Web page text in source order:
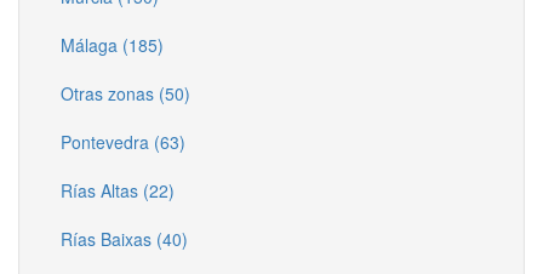
Málaga (185)
Otras zonas (50)
Pontevedra (63)
Rías Altas (22)
Rías Baixas (40)